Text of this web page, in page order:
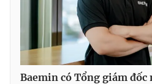
Baemin có Tổng giám